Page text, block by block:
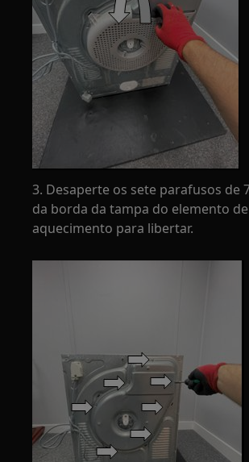
3. Desaperte os sete parafusos de
da borda da tampa do elemento de
aquecimento para libertar.